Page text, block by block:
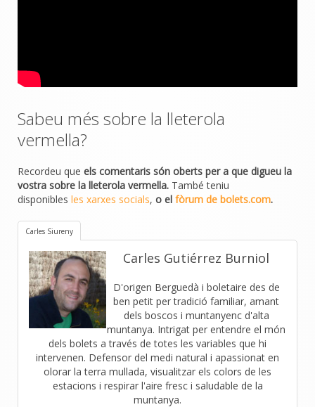
Sabeu més sobre la lleterola
vermella?
Recordeu que els comentaris són oberts per a que digueu la
vostra sobre la lleterola vermella. També teniu
disponibles les xarxes socials, o el fòrum de bolets.com.
Carles Siureny
Carles Gutiérrez Burniol
D'origen Berguedà i boletaire des de
ben petit per tradició familiar, amant
dels boscos i muntanyenc d'alta
muntanya. Intrigat per entendre el món
dels bolets a través de totes les variables que hi
intervenen. Defensor del medi natural i apassionat en
olorar la terra mullada, visualitzar els colors de les
estacions i respirar l'aire fresc i saludable de la
muntanya.